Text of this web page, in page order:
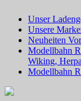
Unser
Unsere
Neuheiten
Modellbahn
Wiking,
Modellbahn